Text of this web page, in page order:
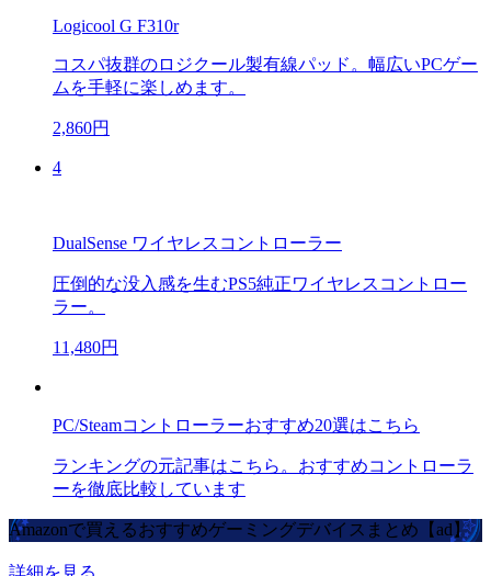
Logicool G F310r
コスパ抜群のロジクール製有線パッド。幅広いPCゲー
ムを手軽に楽しめます。
2,860円
4
DualSense ワイヤレスコントローラー
圧倒的な没入感を生むPS5純正ワイヤレスコントロー
ラー。
11,480円
PC/Steamコントローラーおすすめ20選はこちら
ランキングの元記事はこちら。おすすめコントローラ
ーを徹底比較しています
Amazonで買えるおすすめゲーミングデバイスまとめ【ad】